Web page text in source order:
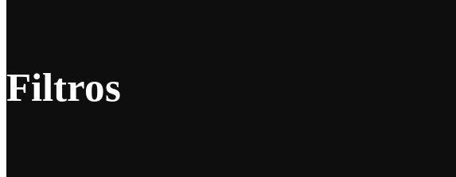
Filtros